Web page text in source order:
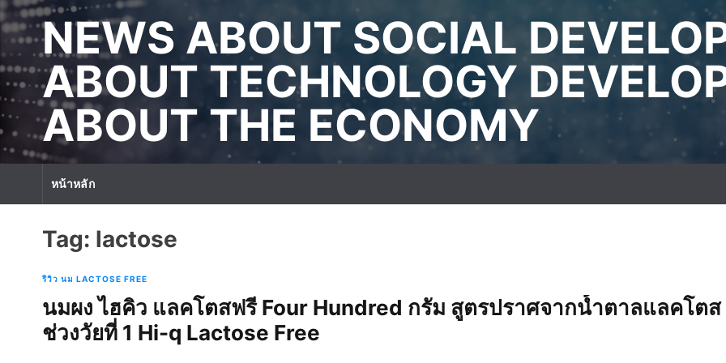
S
k
p
o
c
o
n
t
n
NEWS ABOUT SOCIAL
ABOUT TECHNOLOGY
ABOUT THE ECONOMY
หน้าหลัก
Tag: lactose
รีวิว นม LACTOSE FREE
นมผง ไฮคิว แลคโตสฟรี Four Hundred กรัม สูตรปราศจากน้ำตาลแลคโตส
ช่วงวัยที่ 1 Hi-q Lactose Free